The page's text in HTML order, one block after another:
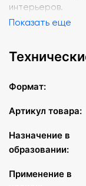
интерьеров.
Показать еще
Формат:
Артикул товара:
Назначение в
образовании:
Применение в